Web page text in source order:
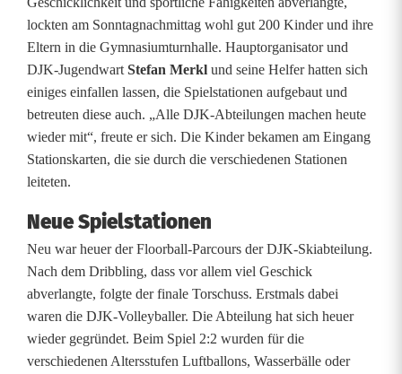
K
i
n
d
e
r
f
e
s
t
d
lockten am Sonntagnachmittag wohl gut 200 Kinder und ihre
Eltern in die Gymnasiumturnhalle. Hauptorganisator und
DJK-Jugendwart Stefan Merkl und seine Helfer hatten sich
einiges einfallen lassen, die Spielstationen aufgebaut und
betreuten diese auch. „Alle DJK-Abteilungen machen heute
wieder mit“, freute er sich. Die Kinder bekamen am Eingang
Stationskarten, die sie durch die verschiedenen Stationen
leiteten.
Neue Spielstationen
Neu war heuer der Floorball-Parcours der DJK-Skiabteilung.
Nach dem Dribbling, dass vor allem viel Geschick
abverlangte, folgte der finale Torschuss. Erstmals dabei
waren die DJK-Volleyballer. Die Abteilung hat sich heuer
wieder gegründet. Beim Spiel 2:2 wurden für die
verschiedenen Altersstufen Luftballons, Wasserbälle oder